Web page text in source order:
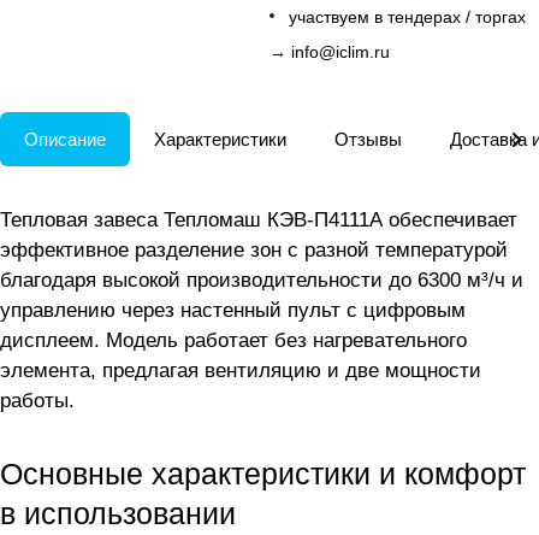
участвуем в тендерах / торгах
→ info@iclim.ru
Описание Характеристики Отзывы Доставка
Тепловая завеса Тепломаш КЭВ-П4111А обеспечивает
эффективное разделение зон с разной температурой
благодаря высокой производительности до 6300 м³/ч и
управлению через настенный пульт с цифровым
дисплеем. Модель работает без нагревательного
элемента, предлагая вентиляцию и две мощности
работы.
Основные характеристики и комфорт
в использовании